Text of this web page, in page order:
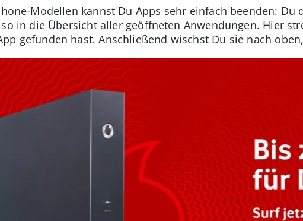
Modellen kannst Du Apps sehr einfach beenden:
in die Übersicht aller geöffneten Anwendungen. Hier
gefunden hast. Anschließend wischst Du sie nach